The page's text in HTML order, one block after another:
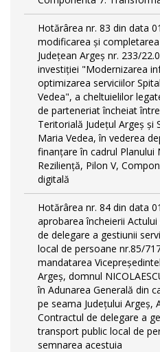
Hotărârea nr. 83 din data
modificarea și
Județean Argeș nr. 233/
investiției "Modernizarea
optimizarea serviciilor
Vedea", a cheltuielilor
de parteneriat încheiat
Teritorială Județul Argeș și
Maria Vedea, în vederea
finanțare în cadrul Planului
Reziliență, Pilon V,
digitală
Hotărârea nr. 84 din data
aprobarea încheierii
de delegare a gestiunii
local de persoane nr.85/
mandatarea
Argeș, domnul
în Adunarea Generală din
pe seama Județului Argeș,
Contractul de delegare a
transport public local de
semnarea acestuia